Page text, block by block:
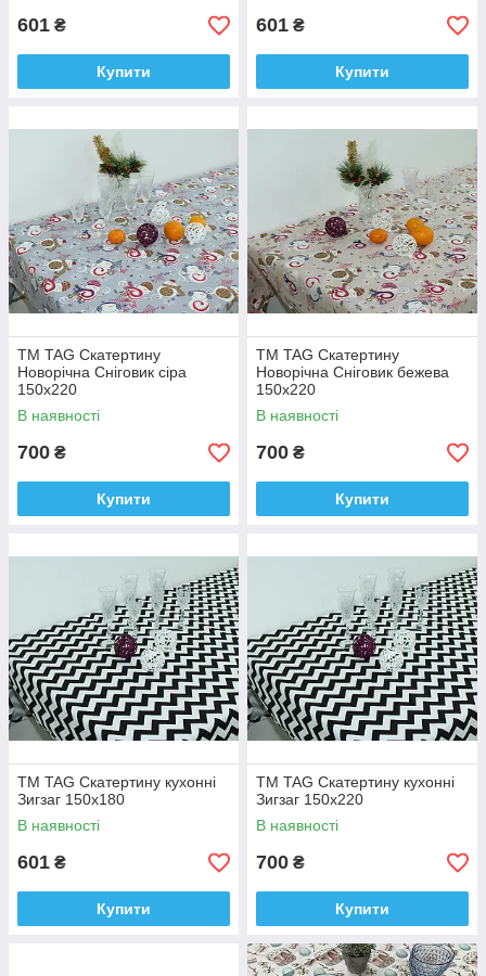
601 ₴
Купити
601 ₴
Купити
ТМ TAG Скатертину
Новорічна Сніговик сіра
150х220
В наявності
700 ₴
Купити
ТМ TAG Скатертину
Новорічна Сніговик бежева
150х220
В наявності
700 ₴
Купити
ТМ TAG Скатертину кухонні
Зигзаг 150х180
В наявності
601 ₴
Купити
ТМ TAG Скатертину кухонні
Зигзаг 150х220
В наявності
700 ₴
Купити